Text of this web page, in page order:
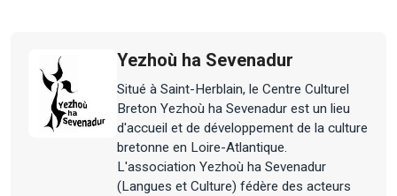
Yezhoù ha Sevenadur
Situé à Saint-Herblain, le Centre Culturel
Breton Yezhoù ha Sevenadur est un lieu
d'accueil et de développement de la culture
bretonne en Loire-Atlantique.
L'association Yezhoù ha Sevenadur
(Langues et Culture) fédère des acteurs